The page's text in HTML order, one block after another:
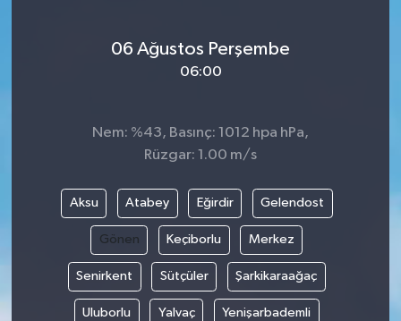
06 Ağustos Perşembe
06:00
Nem: %43, Basınç: 1012 hpa hPa,
Rüzgar: 1.00 m/s
Aksu Atabey Eğirdir Gelendost
Gönen Keçiborlu Merkez
Senirkent Sütçüler Şarkikaraağaç
Uluborlu Yalvaç Yenişarbademli